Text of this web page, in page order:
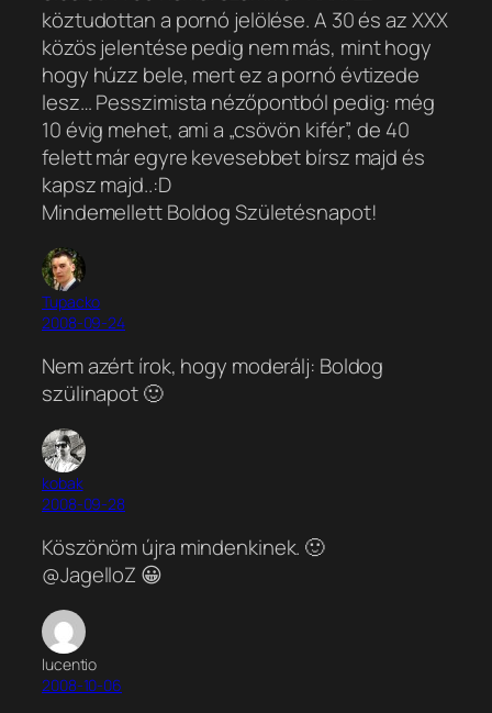
köztudottan a pornó jelölése. A 30 és az XXX
közös jelentése pedig nem más, mint hogy
hogy húzz bele, mert ez a pornó évtizede
lesz… Pesszimista nézőpontból pedig: még
10 évig mehet, ami a „csövön kifér”, de 40
felett már egyre kevesebbet bírsz majd és
kapsz majd..:D
Mindemellett Boldog Születésnapot!
Tupacko
2008-09-24
Nem azért írok, hogy moderálj: Boldog
szülinapot 🙂
kobak
2008-09-28
Köszönöm újra mindenkinek. 🙂
@JagelloZ 😀
lucentio
2008-10-06